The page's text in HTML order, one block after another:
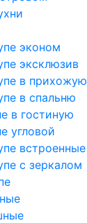
эконом
эксклюзив
в прихожую
в спальню
в гостиную
угловой
встроенные
с зеркалом